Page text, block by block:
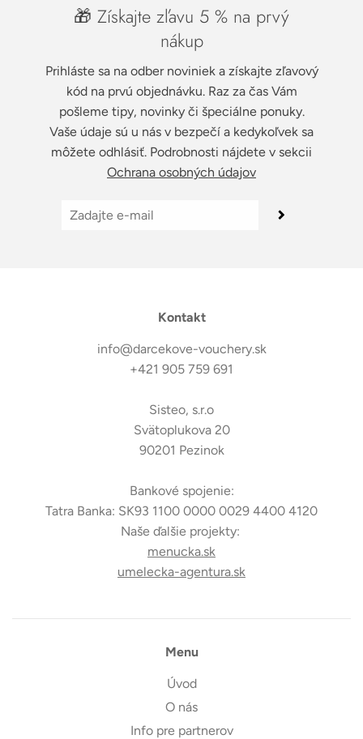
🎁 Získajte zľavu 5 % na prvý
nákup
Prihláste sa na odber noviniek a získajte zľavový
kód na prvú objednávku. Raz za čas Vám
pošleme tipy, novinky či špeciálne ponuky.
Vaše údaje sú u nás v bezpečí a kedykoľvek sa
môžete odhlásiť. Podrobnosti nájdete v sekcii
Ochrana osobných údajov
Kontakt
info@darcekove-vouchery.sk
+421 905 759 691
Sisteo, s.r.o
Svätoplukova 20
90201 Pezinok
Bankové spojenie:
Tatra Banka: SK93 1100 0000 0029 4400 4120
Naše ďalšie projekty:
menucka.sk
umelecka-agentura.sk
Menu
Úvod
O nás
Info pre partnerov